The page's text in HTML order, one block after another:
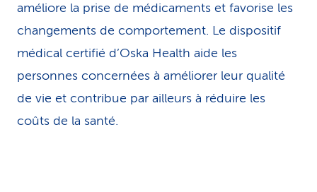
améliore la prise de médicaments et favorise les
changements de comportement. Le dispositif
médical certifié d’Oska Health aide les
personnes concernées à améliorer leur qualité
de vie et contribue par ailleurs à réduire les
coûts de la santé.